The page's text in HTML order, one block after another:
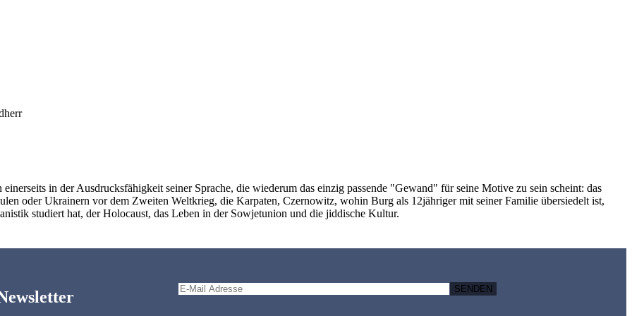
in der Ausdrucksfähigkeit seiner Sprache, die wiederum das einzig passende "Gewand" für seine Motive zu sein scheint: das
oder Ukrainern vor dem Zweiten Weltkrieg, die Karpaten, Czernowitz, wohin Burg als 12jähriger mit seiner Familie übersiedelt ist,
studiert hat, der Holocaust, das Leben in der Sowjetunion und die jiddische Kultur.